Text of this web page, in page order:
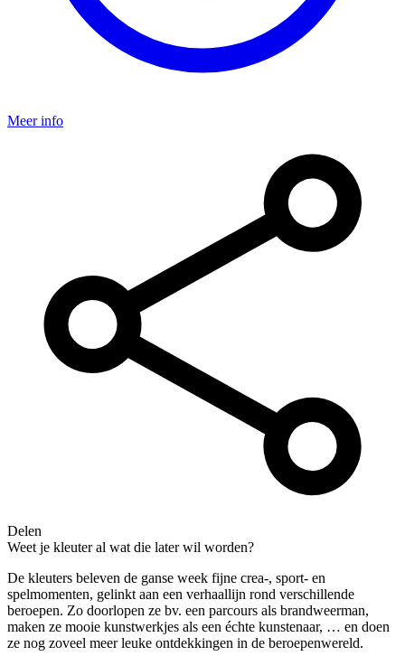
Meer info
Delen
Weet je kleuter al wat die later wil worden?
De kleuters beleven de ganse week fijne crea-, sport- en
spelmomenten, gelinkt aan een verhaallijn rond verschillende
beroepen. Zo doorlopen ze bv. een parcours als brandweerman,
maken ze mooie kunstwerkjes als een échte kunstenaar, … en doen
ze nog zoveel meer leuke ontdekkingen in de beroepenwereld.